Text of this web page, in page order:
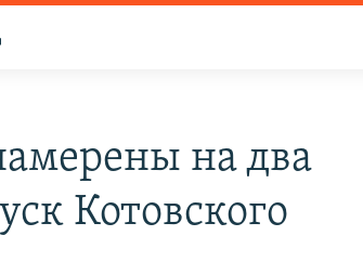
на два
Котовского